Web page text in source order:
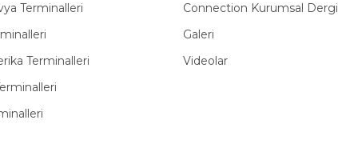
Terminalleri
Terminalleri
Connection Kurumsal Dergi
Galeri
Videolar